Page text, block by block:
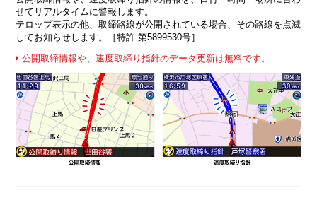
せてリアルタイムに警報します。
テロップ表示の他、取締路線が公開されている場合、その路線を点滅
してお知らせします。［特許 第5899530号］
公開取締情報や、速度取締り指針のデータ更新は無料です。